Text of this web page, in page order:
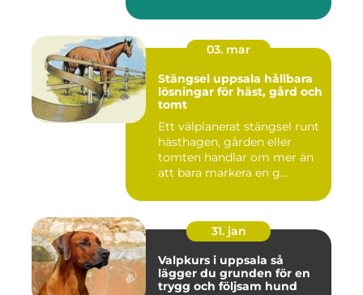
03. mar
Stängsel uppsala hållbara
lösningar för häst, gård och
tomt
Ett välplanerat stängsel runt
hästhagen, gården eller
tomten handlar om mer än
att bara markera en g...
31. jan
Valpkurs i uppsala så
lägger du grunden för en
trygg och följsam hund